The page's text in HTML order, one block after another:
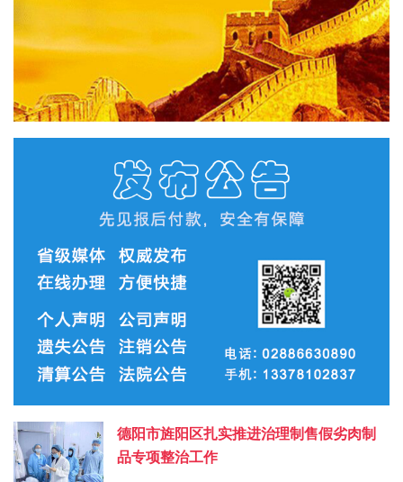
德阳市旌阳区扎实推进治理制售假劣肉制
品专项整治工作